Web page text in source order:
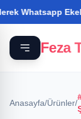
Whatsapp
Feza
Anasayfa/Ürünler/